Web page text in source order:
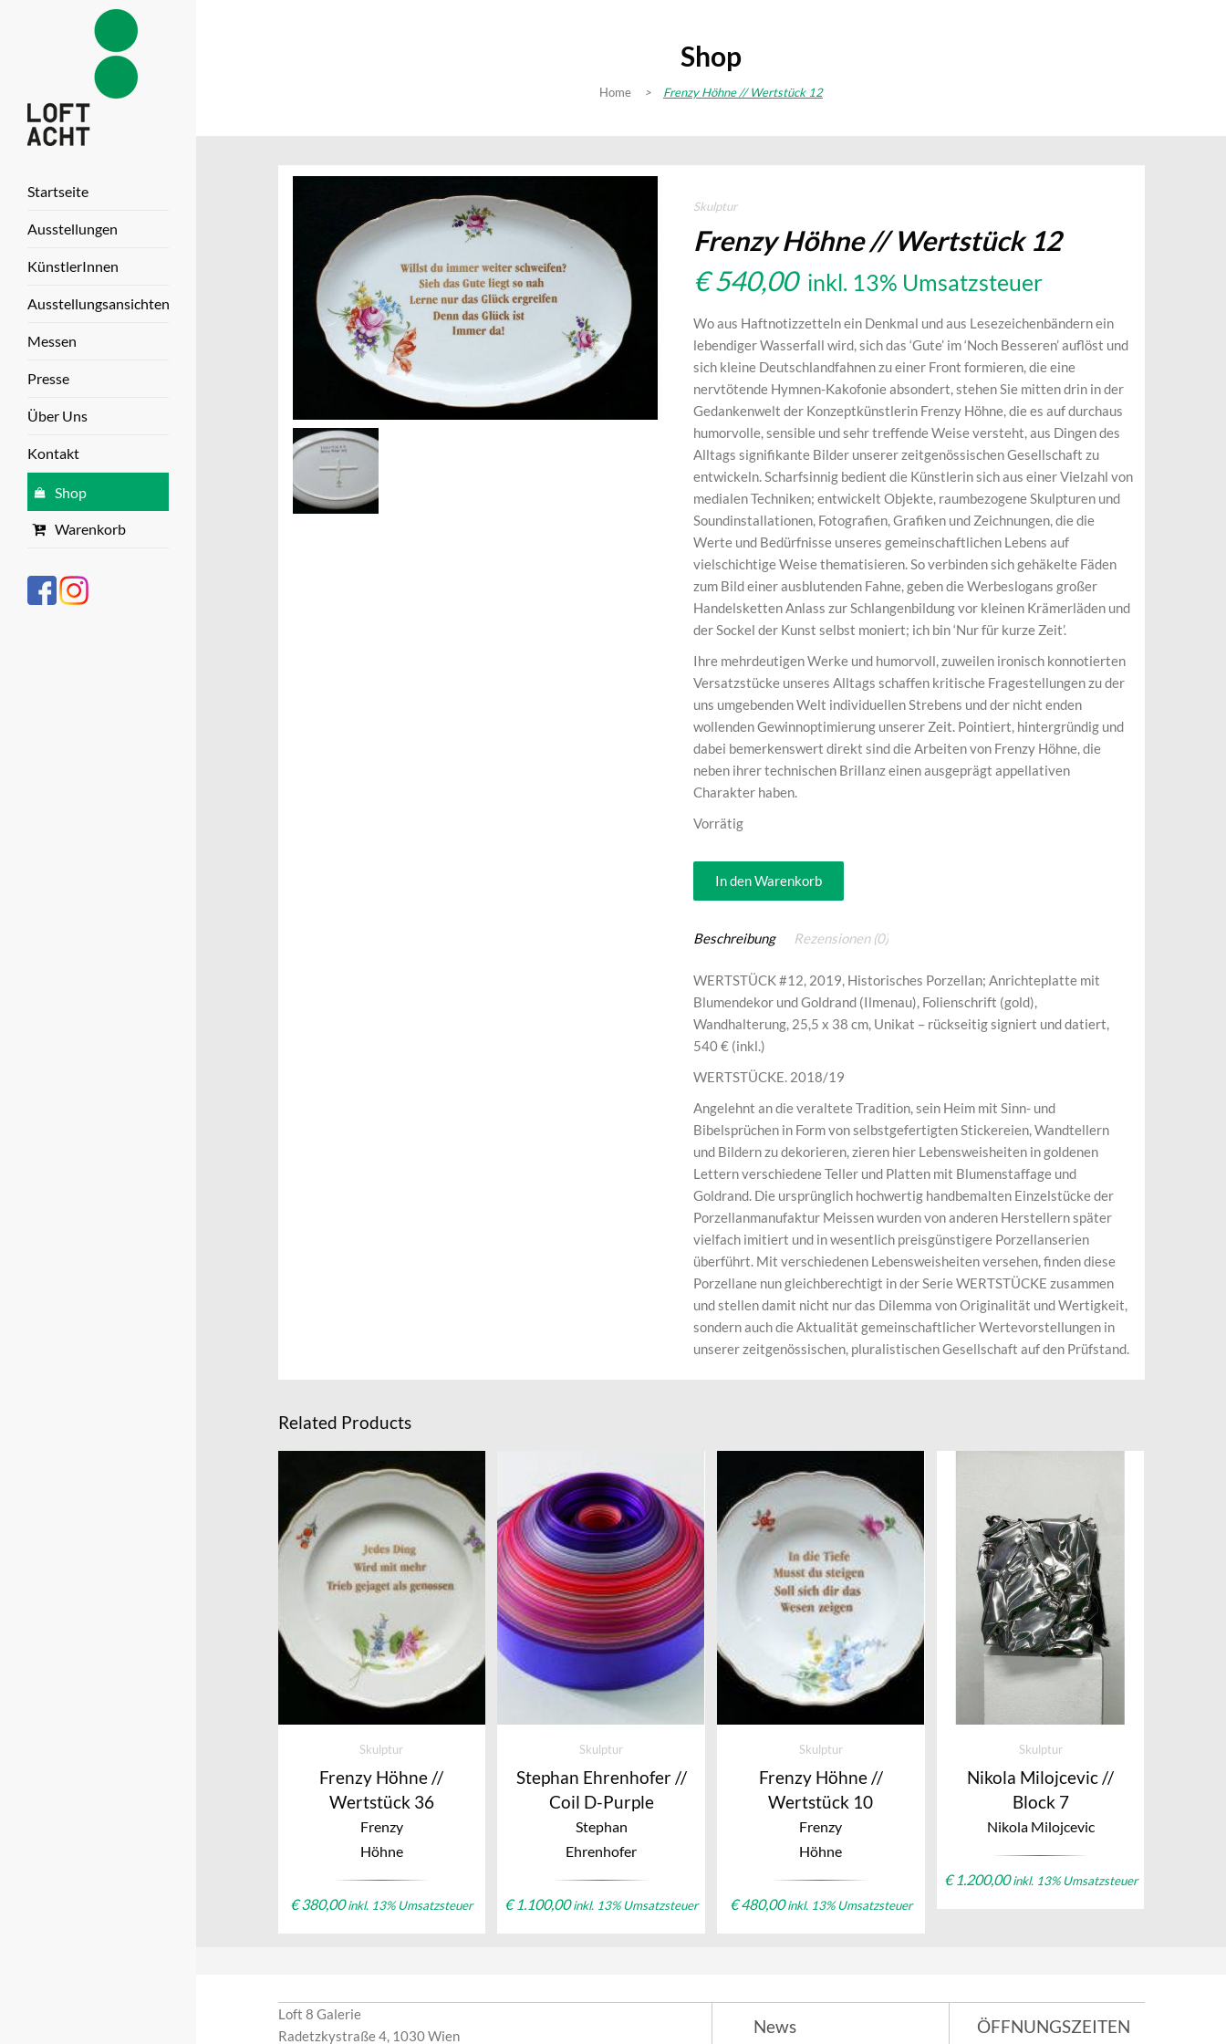
Startseite
Ausstellungen
KünstlerInnen
Ausstellungsansichten
Messen
Presse
Über Uns
Kontakt
Shop
Warenkorb
Shop
Home > Frenzy Höhne // Wertstück 12
Skulptur
Frenzy Höhne // Wertstück 12
€540,00 inkl. 13% Umsatzsteuer
Wo aus Haftnotizzetteln ein Denkmal und aus Lesezeichenbändern ein
lebendiger Wasserfall wird, sich das ‘Gute’ im ‘Noch Besseren’ auflöst und
sich kleine Deutschlandfahnen zu einer Front formieren, die eine
nervtötende Hymnen-Kakofonie absondert, stehen Sie mitten drin in der
Gedankenwelt der Konzeptkünstlerin Frenzy Höhne, die es auf durchaus
humorvolle, sensible und sehr treffende Weise versteht, aus Dingen des
Alltags signifikante Bilder unserer zeitgenössischen Gesellschaft zu
entwickeln. Scharfsinnig bedient die Künstlerin sich aus einer Vielzahl von
medialen Techniken; entwickelt Objekte, raumbezogene Skulpturen und
Soundinstallationen, Fotografien, Grafiken und Zeichnungen, die die
Werte und Bedürfnisse unseres gemeinschaftlichen Lebens auf
vielschichtige Weise thematisieren. So verbinden sich gehäkelte Fäden
zum Bild einer ausblutenden Fahne, geben die Werbeslogans großer
Handelsketten Anlass zur Schlangenbildung vor kleinen Krämerläden und
der Sockel der Kunst selbst moniert; ich bin ‘Nur für kurze Zeit’.
Ihre mehrdeutigen Werke und humorvoll, zuweilen ironisch konnotierten
Versatzstücke unseres Alltags schaffen kritische Fragestellungen zu der
uns umgebenden Welt individuellen Strebens und der nicht enden
wollenden Gewinnoptimierung unserer Zeit. Pointiert, hintergründig und
dabei bemerkenswert direkt sind die Arbeiten von Frenzy Höhne, die
neben ihrer technischen Brillanz einen ausgeprägt appellativen
Charakter haben.
Vorrätig
In den Warenkorb
Beschreibung Rezensionen (0)
WERTSTÜCK #12, 2019, Historisches Porzellan; Anrichteplatte mit
Blumendekor und Goldrand (Ilmenau), Folienschrift (gold),
Wandhalterung, 25,5 x 38 cm, Unikat – rückseitig signiert und datiert,
540 € (inkl.)
WERTSTÜCKE. 2018/19
Angelehnt an die veraltete Tradition, sein Heim mit Sinn- und
Bibelsprüchen in Form von selbstgefertigten Stickereien, Wandtellern
und Bildern zu dekorieren, zieren hier Lebensweisheiten in goldenen
Lettern verschiedene Teller und Platten mit Blumenstaffage und
Goldrand. Die ursprünglich hochwertig handbemalten Einzelstücke der
Porzellanmanufaktur Meissen wurden von anderen Herstellern später
vielfach imitiert und in wesentlich preisgünstigere Porzellanserien
überführt. Mit verschiedenen Lebensweisheiten versehen, finden diese
Porzellane nun gleichberechtigt in der Serie WERTSTÜCKE zusammen
und stellen damit nicht nur das Dilemma von Originalität und Wertigkeit,
sondern auch die Aktualität gemeinschaftlicher Wertevorstellungen in
unserer zeitgenössischen, pluralistischen Gesellschaft auf den Prüfstand.
Related Products
Skulptur
Frenzy Höhne //
Wertstück 36
Frenzy
Höhne
€380,00 inkl. 13% Umsatzsteuer
Skulptur
Stephan Ehrenhofer //
Coil D-Purple
Stephan
Ehrenhofer
€1.100,00 inkl. 13% Umsatzsteuer
Skulptur
Frenzy Höhne //
Wertstück 10
Frenzy
Höhne
€480,00 inkl. 13% Umsatzsteuer
Skulptur
Nikola Milojcevic //
Block 7
Nikola Milojcevic
€1.200,00 inkl. 13% Umsatzsteuer
Loft 8 Galerie
Radetzkystraße 4, 1030 Wien
News ÖFFNUNGSZEITEN